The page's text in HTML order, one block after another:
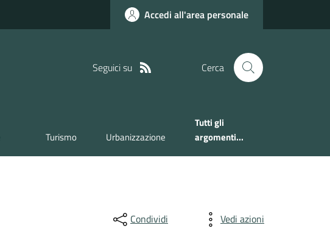
Accedi all'area personale
Seguici su Cerca
Turismo Urbanizzazione
Tutti gli
argomenti...
Condividi Vedi azioni